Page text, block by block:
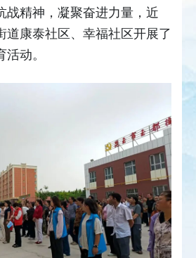
战精神，凝聚奋进力量，近
道康泰社区、幸福社区开展了
动。